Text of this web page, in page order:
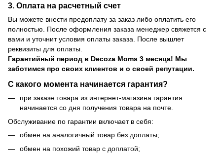
3. Оплата на расчетный счет
Вы можете внести предоплату за заказ либо оплатить его
полностью. После оформления заказа менеджер свяжется с
вами и уточнит условия оплаты заказа. После вышлет
реквизиты для оплаты.
Гарантийный период в Decoza Moms 3 месяца! Мы
заботимся про своих клиентов и о своей репутации.
С какого момента начинается гарантия?
при заказе товара из интернет-магазина гарантия
начинается со дня получения товара на почте.
Обслуживание по гарантии включает в себя:
обмен на аналогичный товар без доплаты;
обмен на похожий товар с доплатой;